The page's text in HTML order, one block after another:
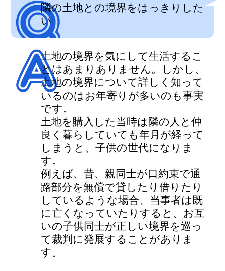
隣の土地との境界をはっきりした
い
土地の境界を気にして生活するこ
とはあまりありません。しかし、
土地の境界について詳しく知って
いるのはお年寄りが多いのも事実
です。
土地を購入した当時は隣の人と仲
良く暮らしていても年月が経って
しまうと、子供の世代になりま
す。
例えば、昔、親同士が口約束で通
路部分を無償で貸したり借りたり
しているような場合、当事者は既
に亡くなっていたりすると、お互
いの子供同士が正しい境界を巡っ
て裁判に発展することがありま
す。